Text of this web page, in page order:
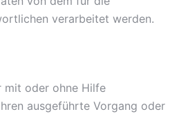
verarbeitet werden.
mit oder ohne Hilfe
ausgeführte Vorgang oder